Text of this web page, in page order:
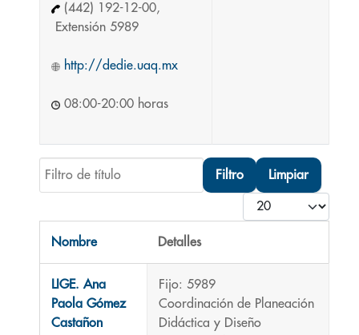
(442) 192-12-00,
Extensión 5989
http://dedie.uaq.mx
08:00-20:00 horas
Filtro de título
Filtro Limpiar
Cantidad
Nombre Detalles
LIGE. Ana
Paola Gómez
Castañon
Fijo: 5989
Coordinación de Planeación
Didáctica y Diseño